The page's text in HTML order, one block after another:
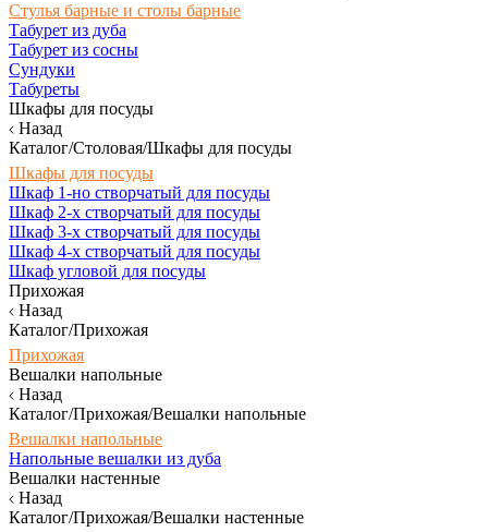
Стулья барные и столы барные
Табурет из дуба
Табурет из сосны
Сундуки
Табуреты
Шкафы для посуды
Назад
Каталог/Столовая/Шкафы для посуды
Шкафы для посуды
Шкаф 1-но створчатый для посуды
Шкаф 2-х створчатый для посуды
Шкаф 3-х створчатый для посуды
Шкаф 4-х створчатый для посуды
Шкаф угловой для посуды
Прихожая
Назад
Каталог/Прихожая
Прихожая
Вешалки напольные
Назад
Каталог/Прихожая/Вешалки напольные
Вешалки напольные
Напольные вешалки из дуба
Вешалки настенные
Назад
Каталог/Прихожая/Вешалки настенные